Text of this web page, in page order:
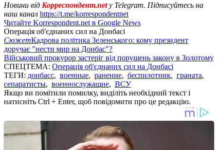
Новини від Корреспондент.net у Telegram. Підписуйтесь на
наш канал https://t.me/korrespondentnet
Читайте Korrespondent.net в Google News
Операція об'єднаних сил на Донбасі
СюжетКадрова політика Зеленського: кому президент
доручає "нести мир на Донбас"?
Військовий прокурор застеріг від порушень закону в Золотому
СПЕЦТЕМА: Операція об'єднаних сил на Донбасі
ТЕГИ: донбасс, военные, ранение, беспилотник, граната,
сепаратисты, военнослужащие, ВСУ
Якщо ви помітили помилку, виділіть необхідний текст і
натисніть Ctrl + Enter, щоб повідомити про це редакцію.